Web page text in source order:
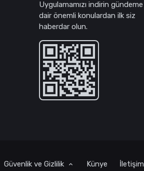
Uygulamamızı indirin gündeme
dair önemli konulardan ilk siz
haberdar olun.
Güvenlik ve Gizlilik Künye İletişim